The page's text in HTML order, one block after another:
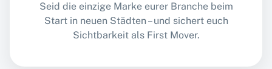
Seid die einzige Marke eurer Branche beim
Start in neuen Städten – und sichert euch
Sichtbarkeit als First Mover.